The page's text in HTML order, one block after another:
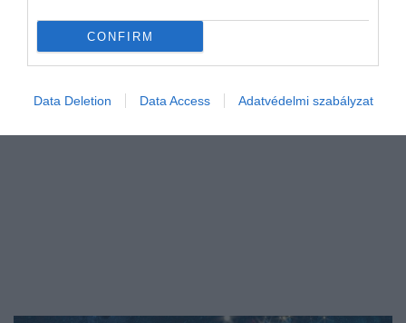
CONFIRM
Data Deletion Data Access Adatvédelmi szabályzat